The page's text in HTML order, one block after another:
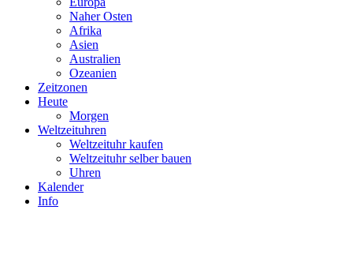
Naher Osten
Afrika
Asien
Australien
Ozeanien
Zeitzonen
Heute
Morgen
Weltzeituhren
Weltzeituhr kaufen
Weltzeituhr selber bauen
Uhren
Kalender
Info